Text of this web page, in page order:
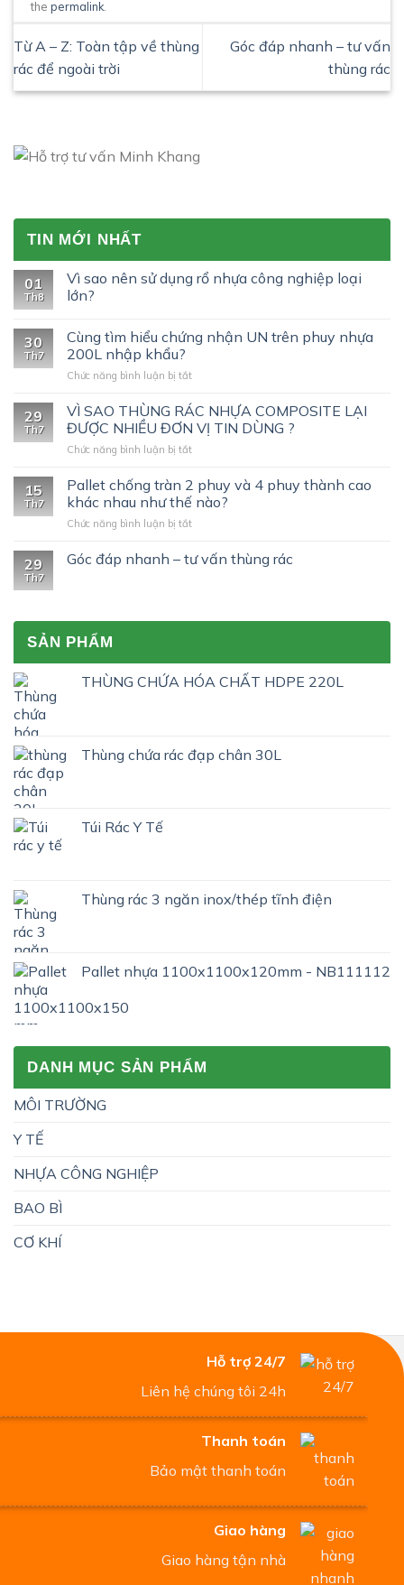
thepermalink
Từ A – Z: Toàn tập về thùng
rác để ngoài trời
Góc đáp nhanh – tư vấn
thùng rác
TIN MỚI NHẤT
01
Th8
Vì sao nên sử dụng rổ nhựa công nghiệp loại
lớn?
30
Th7
Cùng tìm hiểu chứng nhận UN trên phuy nhựa
200L nhập khẩu?
Chức năng bình luận bị tắtở
tìm
hiểu
chứng
nhận
trên
phuy
200L
khẩu?
29
Th7
VÌ SAO THÙNG RÁC NHỰA COMPOSITE LẠI
ĐƯỢC NHIỀU ĐƠN VỊ TIN DÙNG ?
Chức năng bình luận bị tắtở
SAO
THÙNG
RÁC
NHỰA
LẠI
?
15
Th7
Pallet chống tràn 2 phuy và 4 phuy thành cao
khác nhau như thế nào?
Chức năng bình luận bị tắtở
chống
tràn
thành
cao
khác
nào?
29
Th7
Góc đáp nhanh – tư vấn thùng rác
SẢN PHẨM
THÙNG CHỨA HÓA CHẤT HDPE 220L
Thùng chứa rác đạp chân 30L
Túi Rác Y Tế
Thùng rác 3 ngăn inox/thép tĩnh điện
Pallet nhựa 1100x1100x120mm - NB111112
DANH MỤC SẢN PHẨM
MÔI TRƯỜNG
Y TẾ
NHỰA CÔNG NGHIỆP
BAO BÌ
CƠ KHÍ
Hỗ trợ 24/7
Liên hệ chúng tôi 24h
Thanh toán
Bảo mật thanh toán
Giao hàng
Giao hàng tận nhà